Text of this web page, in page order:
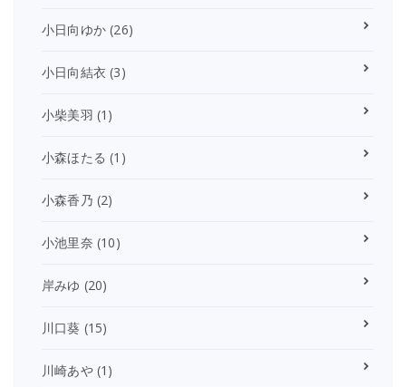
小日向ゆか (26)
小日向結衣 (3)
小柴美羽 (1)
小森ほたる (1)
小森香乃 (2)
小池里奈 (10)
岸みゆ (20)
川口葵 (15)
川崎あや(1)